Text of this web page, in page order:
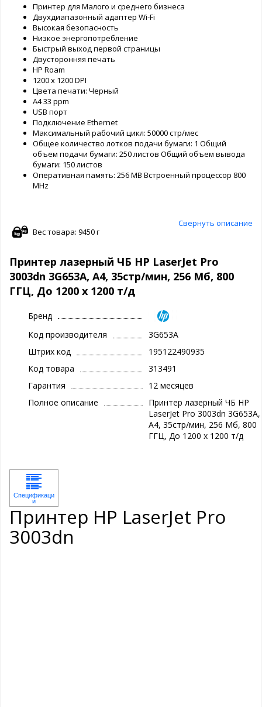
Принтер для Малого и среднего бизнеса
Двухдиапазонный адаптер Wi-Fi
Высокая безопасность
Низкое энергопотребление
Быстрый выход первой страницы
Двусторонняя печать
HP Roam
1200 x 1200 DPI
Цвета печати: Черный
A4 33 ppm
USB порт
Подключение Ethernet
Максимальный рабочий цикл: 50000 стр/мес
Общее количество лотков подачи бумаги: 1 Общий
объем подачи бумаги: 250 листов Общий объем вывода
бумаги: 150 листов
Оперативная память: 256 MB Встроенный процессор 800
MHz
Свернуть описание
Вес товара: 9450 г
Принтер лазерный ЧБ HP LaserJet Pro
3003dn 3G653A, A4, 35стр/мин, 256 Мб, 800
ГГЦ, До 1200 х 1200 т/д
Бренд
Код производителя
3G653A
Штрих код
195122490935
Код товара
313491
Гарантия
12 месяцев
Полное описание
Принтер лазерный ЧБ HP
LaserJet Pro 3003dn 3G653A,
A4, 35стр/мин, 256 Мб, 800
ГГЦ, До 1200 х 1200 т/д
Принтер HP LaserJet Pro
3003dn